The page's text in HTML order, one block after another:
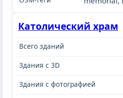
Католический храм